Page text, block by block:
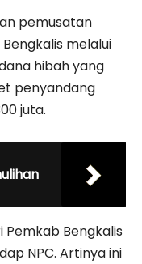
pemusatan
melalui
hibah yang
penyandang
juta.
Pemkab Bengkalis
NPC. Artinya ini